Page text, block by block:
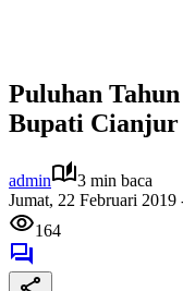
Puluhan
Bupati Cianjur
admin
3 min baca
Jumat, 22 Februari
164